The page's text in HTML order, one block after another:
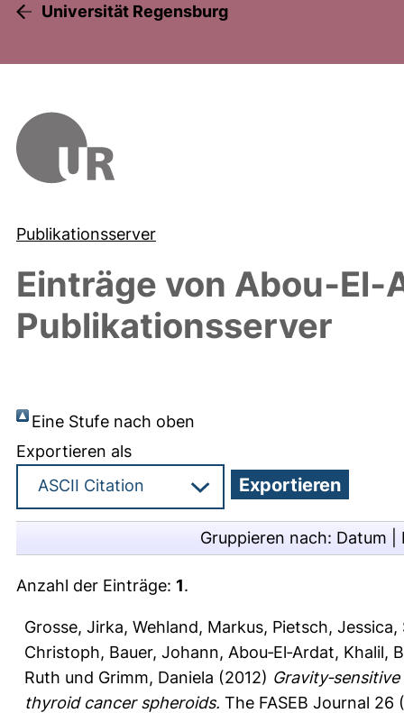
Universität Regensburg
Publikationsserver
Einträge von
Publikationsserver
Eine Stufe nach oben
Exportieren als
Gruppieren nach: Datum
Anzahl der Einträge: 1.
Grosse, Jirka, Wehland, Markus, Pietsch, Jessica,
Christoph, Bauer, Johann, Abou‐El‐Ardat, Khalil,
Ruth und Grimm, Daniela (2012)
thyroid cancer spheroids. The FASEB Journal